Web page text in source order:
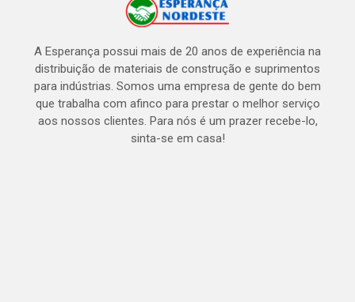
A Esperança possui mais de 20 anos de experiência na
distribuição de materiais de construção e suprimentos
para indústrias. Somos uma empresa de gente do bem
que trabalha com afinco para prestar o melhor serviço
aos nossos clientes. Para nós é um prazer recebe-lo,
sinta-se em casa!